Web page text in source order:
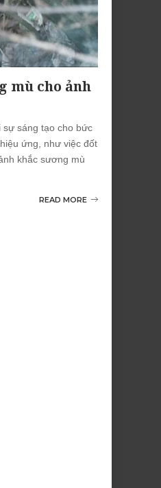
mù cho ảnh
sự sáng tạo cho bức
ứng, như việc đốt
khắc sương mù
READ MORE